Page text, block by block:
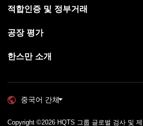
적합인증 및 정부거래
공장 평가
한스만 소개
중국어 간체
Copyright ©2026 HQTS 그룹 글로벌 검사 및